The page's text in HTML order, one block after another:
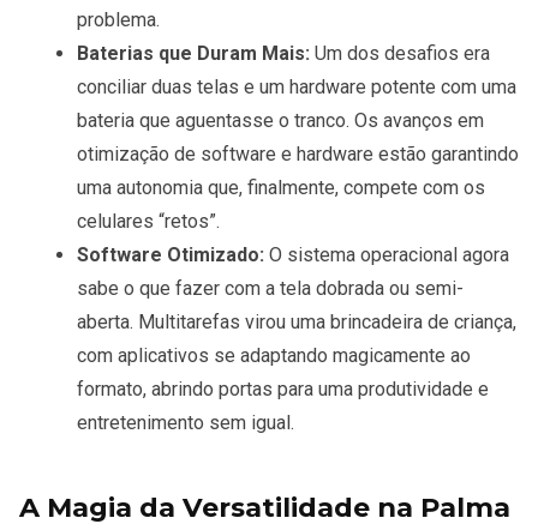
problema.
Baterias que Duram Mais: Um dos desafios era
conciliar duas telas e um hardware potente com uma
bateria que aguentasse o tranco. Os avanços em
otimização de software e hardware estão garantindo
uma autonomia que, finalmente, compete com os
celulares “retos”.
Software Otimizado: O sistema operacional agora
sabe o que fazer com a tela dobrada ou semi-
aberta. Multitarefas virou uma brincadeira de criança,
com aplicativos se adaptando magicamente ao
formato, abrindo portas para uma produtividade e
entretenimento sem igual.
A Magia da Versatilidade na Palma